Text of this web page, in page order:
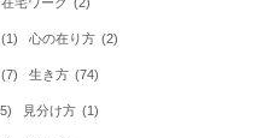
(1) 心の在り方 (2)
(7) 生き方 (74)
見分け方 (1)